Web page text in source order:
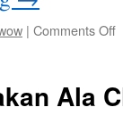
| Comments Off
Ala